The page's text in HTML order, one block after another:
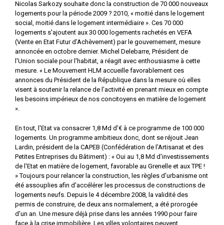
Nicolas Sarkozy souhaite donc la construction de 70 000 nouveaux
logements pour la période 2009 ? 2010, « moitié dans le logement
social, moitié dans le logement intermédiaire ». Ces 70 000
logements s'ajoutent aux 30 000 logements rachetés en VEFA
(Vente en Etat Futur d'Achèvement) par le gouvernement, mesure
annoncée en octobre dernier. Michel Delebarre, Président de
l'Union sociale pour l'habitat, a réagit avec enthousiasme à cette
mesure. « Le Mouvement HLM accueille favorablement ces
annonces du Président de la République dans la mesure où elles
visent à soutenir la relance de l'activité en prenant mieux en compte
les besoins impérieux de nos concitoyens en matière de logement
».
En tout, l'Etat va consacrer 1,8 Md d'€ à ce programme de 100 000
logements. Un programme ambitieux donc, dont se réjouit Jean
Lardin, président de la CAPEB (Confédération de l'Artisanat et des
Petites Entreprises du Bâtiment) : « Oui au 1,8 Md d'investissements
de l'Etat en matière de logement, favorable au Grenelle et aux TPE !
» Toujours pour relancer la construction, les règles d'urbanisme ont
été assouplies afin d'accélérer les processus de constructions de
logements neufs. Depuis le 4 décembre 2008, la validité des
permis de construire, de deux ans normalement, a été prorogée
d'un an. Une mesure déjà prise dans les années 1990 pour faire
face à la crise immobilière. Les villes volontaires peuvent